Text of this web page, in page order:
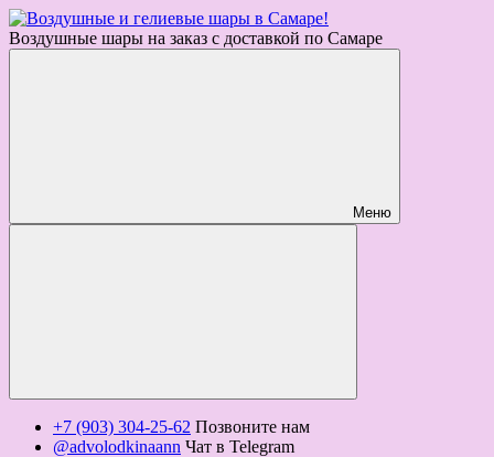
Воздушные шары на заказ с доставкой по Самаре
Меню
+7 (903) 304-25-62 Позвоните нам
@advolodkinaann Чат в Telegram